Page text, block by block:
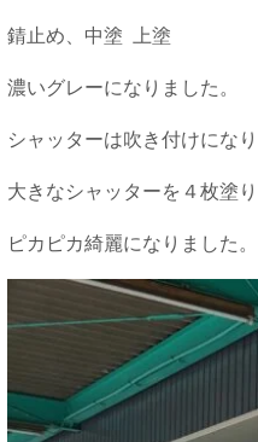
錆止め、中塗 上塗
濃いグレーになりました。
シャッターは吹き付けになり
大きなシャッターを４枚塗り
ピカピカ綺麗になりました。